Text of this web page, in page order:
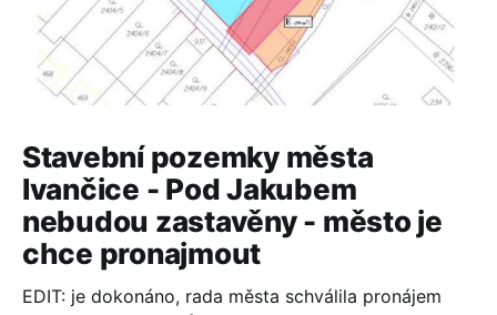
Stavební pozemky města
Ivančice - Pod Jakubem
nebudou zastavěny - město je
chce pronajmout
EDIT: je dokonáno, rada města schválila pronájem